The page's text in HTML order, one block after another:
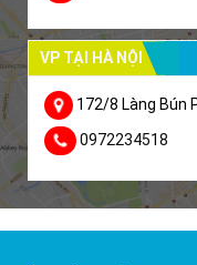
VP TẠI HÀ NỘI
172/8 Làng Bún
0972234518